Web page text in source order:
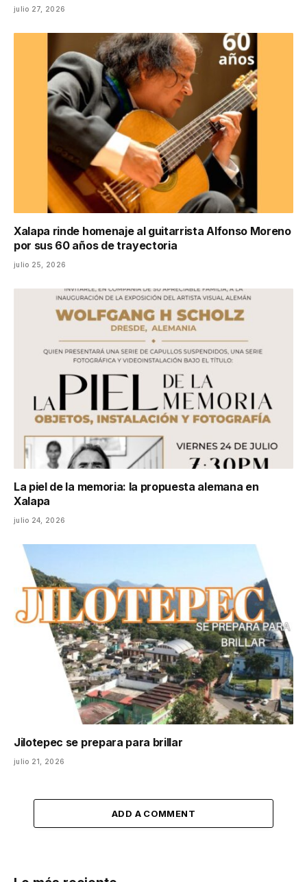
julio 27, 2026
Xalapa rinde homenaje al guitarrista Alfonso Moreno
por sus 60 años de trayectoria
julio 25, 2026
La piel de la memoria: la propuesta alemana en
Xalapa
julio 24, 2026
Jilotepec se prepara para brillar
julio 21, 2026
ADD A COMMENT